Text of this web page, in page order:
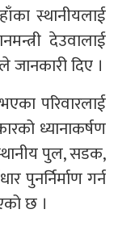
स्थानीयलाई
देउवालाई
जानकारी दिए ।
परिवारलाई
ध्यानाकर्षण
पुल, सडक,
पुनर्निर्माण गर्न
छ ।